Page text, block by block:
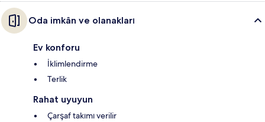
Oda imkân ve olanakları
Ev konforu
İklimlendirme
Terlik
Rahat uyuyun
Çarşaf takımı verilir